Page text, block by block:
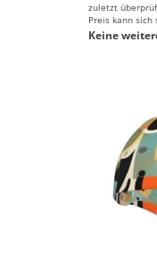
zuletzt
Preis kann
Keine